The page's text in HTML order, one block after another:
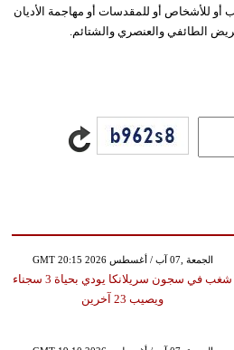
أو للأشخاص أو للمقدسات أو مهاجمة الأديان
الطائفي والعنصري والشتائم.
GMT 20:15 2026 الجمعة ,07 آب / أغسطس
شغب في سجون سريلانكا يودي بحياة 3 سجناء
ويصيب 23 آخرين